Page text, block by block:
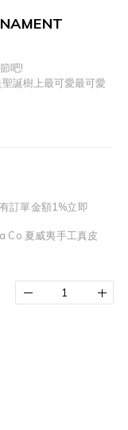
吧!
誕樹上最可愛最可愛
訂單金額1%立即
Co 夏威夷手工真皮